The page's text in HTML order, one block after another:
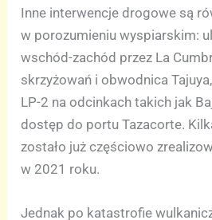
Inne interwencje drogowe są
w porozumieniu wyspiarskim:
wschód-zachód przez La
skrzyżowań i obwodnica
LP-2 na odcinkach takich jak
dostęp do portu Tazacorte.
zostało już częściowo
w 2021 roku.
Jednak po katastrofie